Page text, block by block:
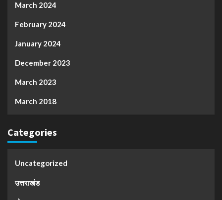
March 2024
February 2024
January 2024
December 2023
March 2023
March 2018
Categories
Uncategorized
उत्तराखंड